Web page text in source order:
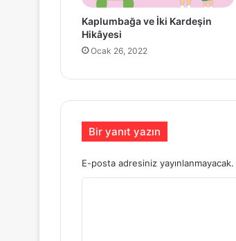
Kaplumbağa ve İki Kardeşin
Hikâyesi
Ocak 26, 2022
Bir yanıt yazın
E-posta adresiniz yayınlanmayacak.